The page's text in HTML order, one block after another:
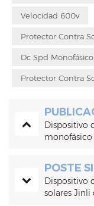
Velocidad 600v
Protector Contra
Dc Spd Monofásico
Protector Contra
Dispositivo
POSTE
Dispositivo
solares Jinli